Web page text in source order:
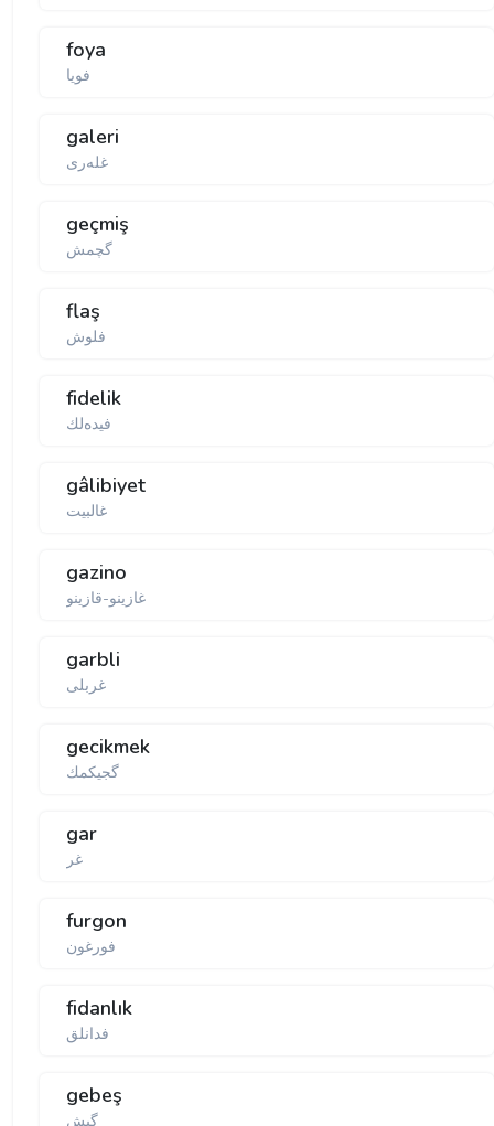
foya
فویا
galeri
غله‌ری
geçmiş
گچمش
flaş
فلوش
fidelik
فیده‌لك
gâlibiyet
غالبیت
gazino
غازینو-قازینو
garbli
غربلی
gecikmek
گجیكمك
gar
غر
furgon
فورغون
fidanlık
فدانلق
gebeş
گبش